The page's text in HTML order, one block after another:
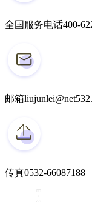
全国服务电话400-
邮箱
传真0532-66087188